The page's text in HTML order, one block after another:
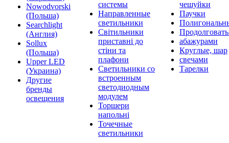
Nowodvorski
(Польша)
Searchlight
(Англия)
Sollux
(Польша)
Upper LED
(Украина)
Другие
бренды
освещения
системы
Направленные
светильники
Світильники
приставні до
стіни та
плафони
Светильники со
встроенным
светодиодным
модулем
Торшери
напольні
Точечные
светильники
чешуйки
Паучки
абажурами
Круглые, шар
свечами
Тарелки